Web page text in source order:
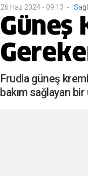
26 Haz 2024 - 09:13 -
Güneş
Frudia güneş
bakım sağlayan